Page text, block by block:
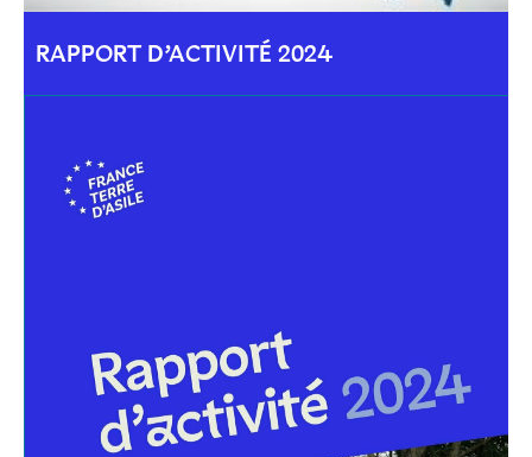
RAPPORT D’ACTIVITÉ 2024